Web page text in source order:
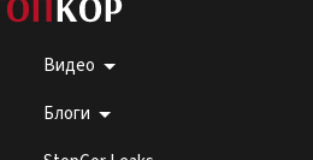
Видео
Блоги